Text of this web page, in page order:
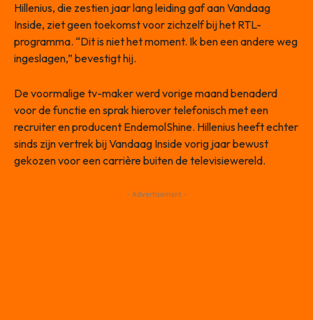
Hillenius, die zestien jaar lang leiding gaf aan Vandaag
Inside, ziet geen toekomst voor zichzelf bij het RTL-
programma. “Dit is niet het moment. Ik ben een andere weg
ingeslagen,” bevestigt hij.
De voormalige tv-maker werd vorige maand benaderd
voor de functie en sprak hierover telefonisch met een
recruiter en producent EndemolShine. Hillenius heeft echter
sinds zijn vertrek bij Vandaag Inside vorig jaar bewust
gekozen voor een carrière buiten de televisiewereld.
- Advertisement -